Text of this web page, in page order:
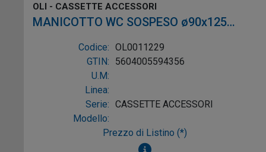
OLI - CASSETTE ACCESSORI
MANICOTTO WC SOSPESO ø90x125
L.300 CON CANNOTTO ø45 L.300mm
Codice: OL0011229
GTIN:
5604005594356
U.M:
Linea:
Serie: CASSETTE ACCESSORI
Modello:
Prezzo di Listino (*)